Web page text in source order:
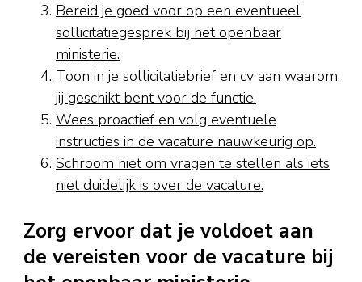
Bereid je goed voor op een eventueel
sollicitatiegesprek bij het openbaar
ministerie.
Toon in je sollicitatiebrief en cv aan waarom
jij geschikt bent voor de functie.
Wees proactief en volg eventuele
instructies in de vacature nauwkeurig op.
Schroom niet om vragen te stellen als iets
niet duidelijk is over de vacature.
Zorg ervoor dat je voldoet aan
de vereisten voor de vacature bij